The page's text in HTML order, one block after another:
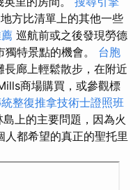
方比清單上的其他一些
巡航前或之後發現勞德
特景點的機會。 台胞
長廊上輕鬆散步，在附近
商場購買，或參觀標
整復推拿技術士證照班
上的主要問題，因為火
都希望的真正的聖托里